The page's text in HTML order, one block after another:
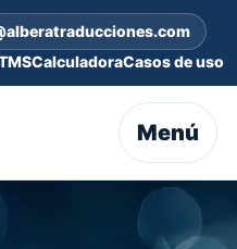
CalculadoraCasos de uso
Menú